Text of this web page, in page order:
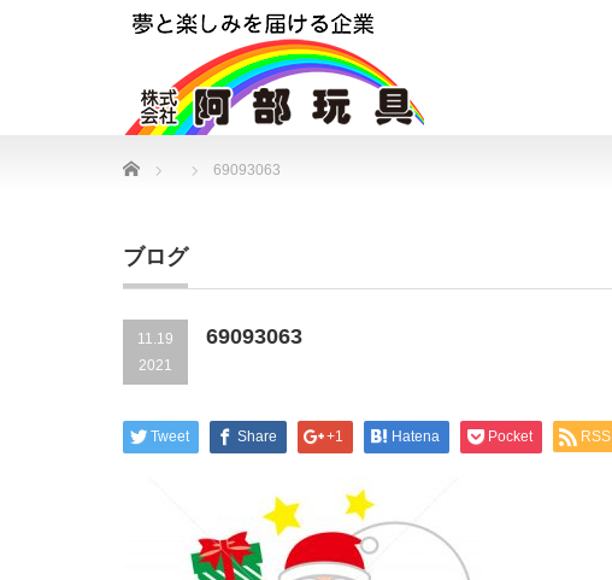
Home 69093063
ブログ
11.19
2021
69093063
Tweet Share +1 Hatena Pocket RSS